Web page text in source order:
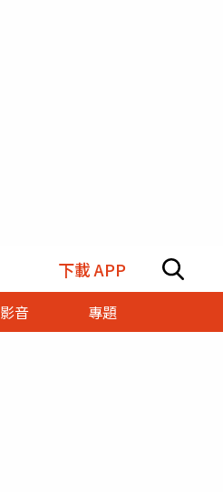
下載 APP
影音 專題